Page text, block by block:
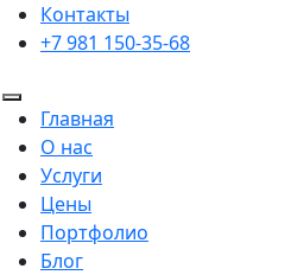
Контакты
+7 981 150-35-68
Главная
О нас
Услуги
Цены
Портфолио
Блог